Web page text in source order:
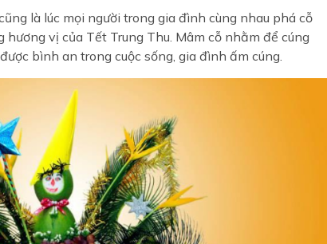
là lúc mọi người trong gia đình cùng nhau phá cỗ
vị của Tết Trung Thu. Mâm cỗ nhằm để cúng
bình an trong cuộc sống, gia đình ấm cúng.